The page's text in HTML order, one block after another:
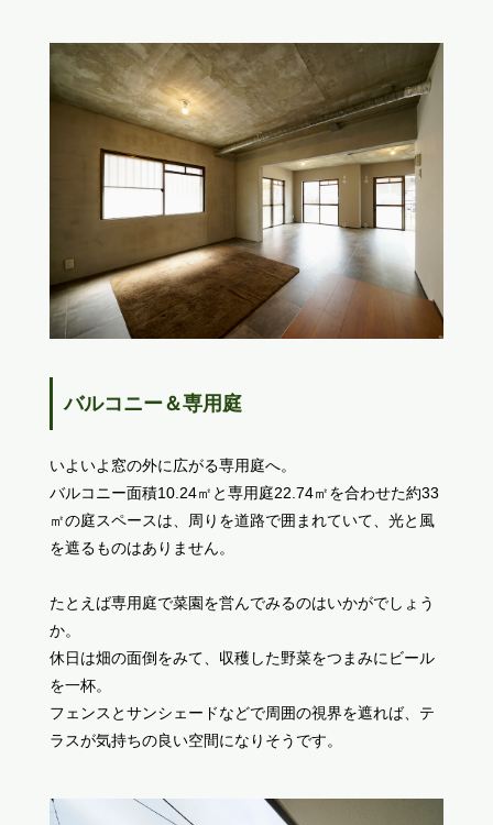
バルコニー＆専用庭
いよいよ窓の外に広がる専用庭へ。
バルコニー面積10.24㎡と専用庭22.74㎡を合わせた約33
㎡の庭スペースは、周りを道路で囲まれていて、光と風
を遮るものはありません。
たとえば専用庭で菜園を営んでみるのはいかがでしょう
か。
休日は畑の面倒をみて、収穫した野菜をつまみにビール
を一杯。
フェンスとサンシェードなどで周囲の視界を遮れば、テ
ラスが気持ちの良い空間になりそうです。